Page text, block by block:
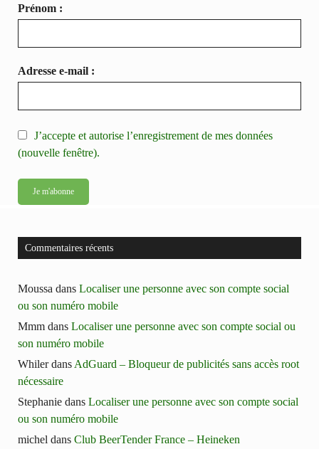
Prénom :
Adresse e-mail :
J’accepte et autorise l’enregistrement de mes données
(nouvelle fenêtre).
Commentaires récents
Moussa dans Localiser une personne avec son compte social
ou son numéro mobile
Mmm dans Localiser une personne avec son compte social ou
son numéro mobile
Whilerdans AdGuard – Bloqueur de publicités sans accès root
nécessaire
Stephanie dans Localiser une personne avec son compte social
ou son numéro mobile
michel dans Club BeerTender France – Heineken